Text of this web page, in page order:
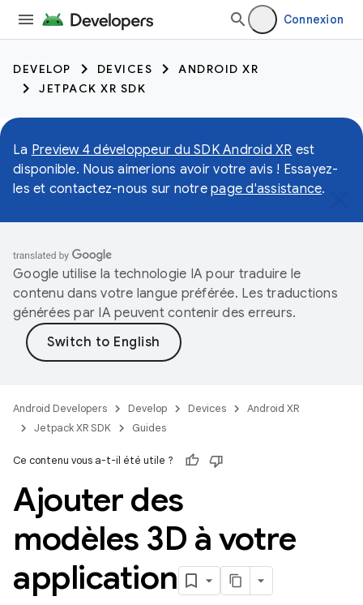
Connexion
DEVELOP DEVICES
ANDROID XR
JETPACK XR SDK
La Preview 4 développeur du SDK Android XR est
disponible. Nous aimerions avoir votre avis ! Essayez-
les et contactez-nous sur notre page d'assistance.
Google utilise la technologie IA pour traduire le
contenu dans votre langue préférée. Les traductions
générées par IA peuvent contenir des erreurs.
Android Developers Develop Devices
Android XR
Jetpack XR SDK
Guides
Ce contenu vous a-t-il été utile ?
Ajouter des
modèles 3D à votre
application